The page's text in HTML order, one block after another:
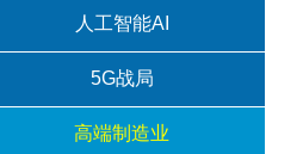
人工智能AI
5G战局
高端制造业